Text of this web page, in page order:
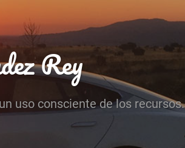
Rey
uso consciente de los recursos.